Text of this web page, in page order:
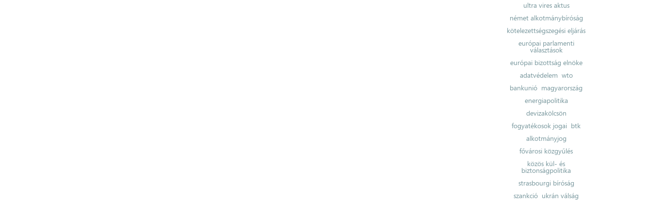
ultra vires aktus
német alkotmánybíróság
kötelezettségszegési eljárás
európai parlamenti
választások
európai bizottság elnöke
adatvédelem wto
bankunió magyarország
energiapolitika
devizakölcsön
fogyatékosok jogai btk
alkotmányjog
fővárosi közgyűlés
közös kül- és
biztonságpolitika
strasbourgi bíróság
szankció ukrán válság